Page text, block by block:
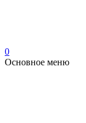
0
Основное меню